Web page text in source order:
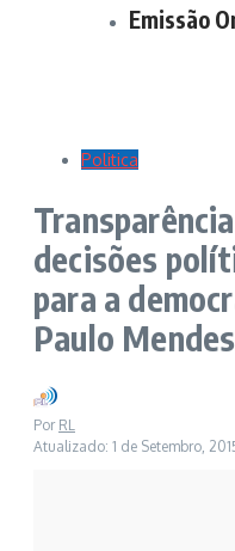
Emissão
Politica
decisões
para a
Paulo Mendes
Por RL
Atualizado: 1 de Setembro,